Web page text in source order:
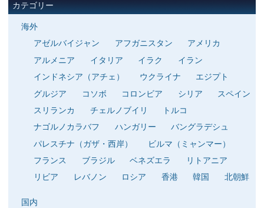
カテゴリー
海外
アゼルバイジャン
アフガニスタン
アメリカ
アルメニア
イタリア イラク
イラン
インドネシア（アチェ）
ウクライナ
エジプト
グルジア
コソボ コロンビア シリア
スペイン
スリランカ
チェルノブイリ
トルコ
ナゴルノカラバフ
ハンガリー
バングラデシュ
パレスチナ（ガザ・西岸）
ビルマ（ミャンマー）
フランス
ブラジル ベネズエラ
リトアニア
リビア
レバノン ロシア 香港 韓国 北朝鮮
国内